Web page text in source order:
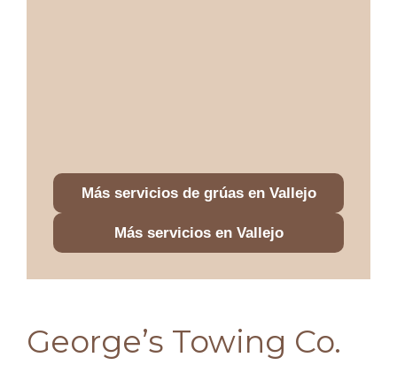
Más servicios de grúas en Vallejo
Más servicios en Vallejo
George’s Towing Co.